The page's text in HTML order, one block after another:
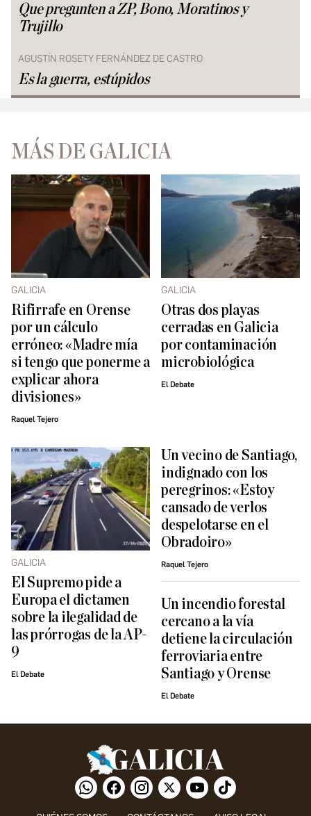
Que pregunten a ZP, Bono, Moratinos y
Trujillo
AGUSTÍN ROSETY FERNÁNDEZ DE CASTRO
Es la guerra, estúpidos
MÁS DE GALICIA
GALICIA
Rifirrafe en Orense
por un cálculo
erróneo: «Madre mía
si tengo que ponerme a
explicar ahora
divisiones»
Raquel Tejero
GALICIA
Otras dos playas
cerradas en Galicia
por contaminación
microbiológica
El Debate
GALICIA
El Supremo pide a
Europa el dictamen
sobre la ilegalidad de
las prórrogas de la AP-
9
El Debate
Un vecino de Santiago,
indignado con los
peregrinos: «Estoy
cansado de verlos
despelotarse en el
Obradoiro»
Raquel Tejero
Un incendio forestal
cercano a la vía
detiene la circulación
ferroviaria entre
Santiago y Orense
El Debate